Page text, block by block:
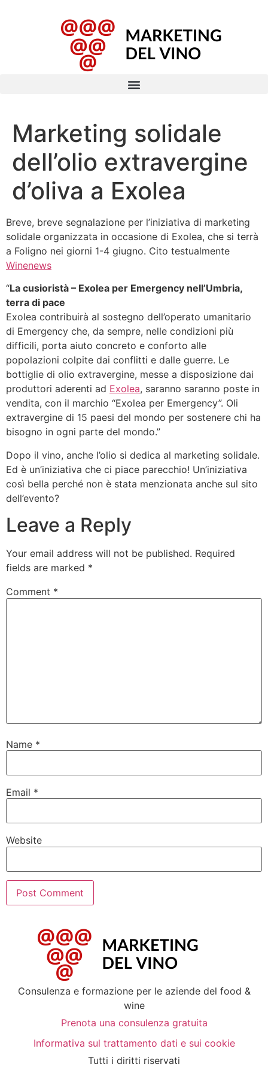
Marketing solidale
dell’olio extravergine
d’oliva a Exolea
Breve, breve segnalazione per l’iniziativa di marketing
solidale organizzata in occasione di Exolea, che si terrà
a Foligno nei giorni 1-4 giugno. Cito testualmente
Winenews
“La cusioristà – Exolea per Emergency nell’Umbria,
terra di pace
Exolea contribuirà al sostegno dell’operato umanitario
di Emergency che, da sempre, nelle condizioni più
difficili, porta aiuto concreto e conforto alle
popolazioni colpite dai conflitti e dalle guerre. Le
bottiglie di olio extravergine, messe a disposizione dai
produttori aderenti ad Exolea, saranno saranno poste in
vendita, con il marchio “Exolea per Emergency”. Oli
extravergine di 15 paesi del mondo per sostenere chi ha
bisogno in ogni parte del mondo.”
Dopo il vino, anche l’olio si dedica al marketing solidale.
Ed è un’iniziativa che ci piace parecchio! Un’iniziativa
così bella perché non è stata menzionata anche sul sito
dell’evento?
Leave a Reply
Your email address will not be published. Required
fields are marked *
Comment *
Name *
Email *
Website
Consulenza e formazione per le aziende del food &
wine
Prenota una consulenza gratuita
Informativa sul trattamento dati e sui cookie
Tutti i diritti riservati